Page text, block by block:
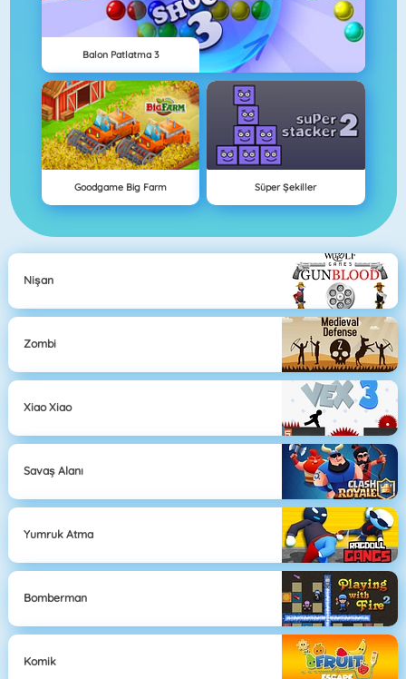
Balon Patlatma 3
Goodgame Big Farm Süper Şekiller
Nişan
Zombi
Xiao Xiao
Savaş Alanı
Yumruk Atma
Bomberman
Komik